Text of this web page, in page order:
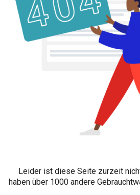
Leider ist diese Seite zurzeit
haben über 1000 andere